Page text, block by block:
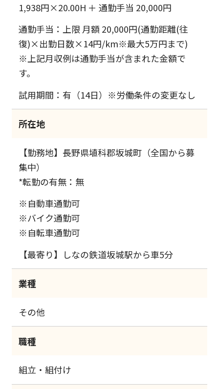
1,938円×20.00H ＋ 通勤手当 20,000円
通勤手当：上限 月額 20,000円(通勤距離(往
復)×出勤日数×14円/km※最大5万円まで)
※上記月収例は通勤手当が含まれた金額で
す。
試用期間：有（14日）※労働条件の変更なし
所在地
【勤務地】長野県埴科郡坂城町（全国から募
集中）
*転勤の有無：無
※自動車通勤可
※バイク通勤可
※自転車通勤可
【最寄り】しなの鉄道坂城駅から車5分
業種
その他
職種
組立・組付け